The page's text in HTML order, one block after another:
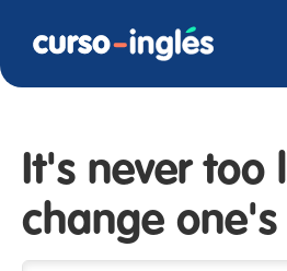
It's never too
change